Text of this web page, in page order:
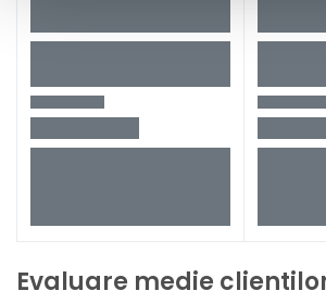
Evaluare medie